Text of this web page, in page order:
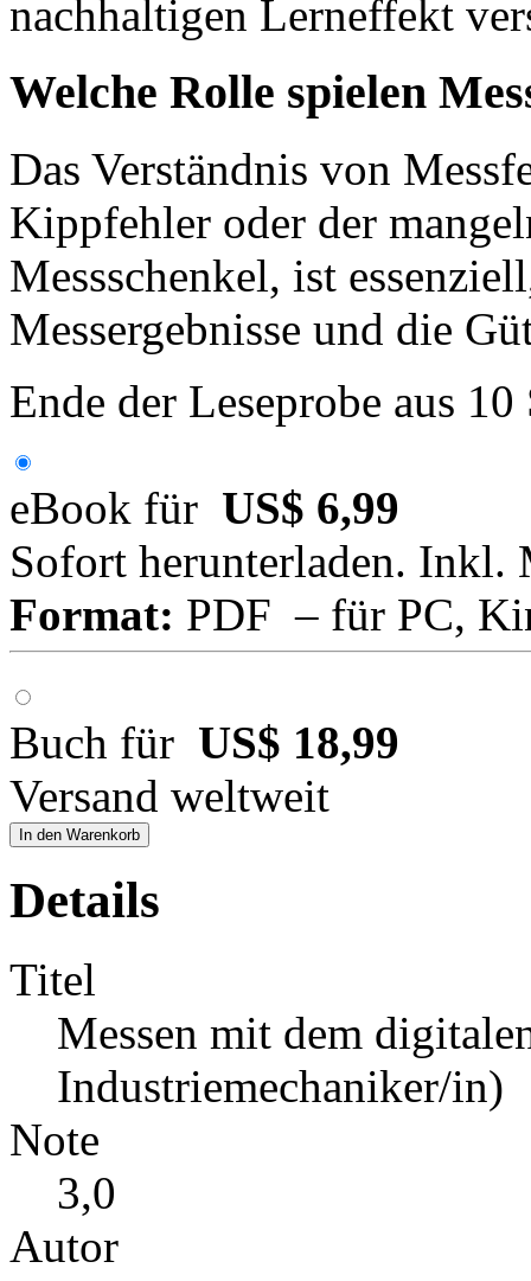
nachhaltigen Lerneffekt
Welche Rolle spielen
Das Verständnis von
Kippfehler oder der
Messschenkel, ist
Messergebnisse und die
Ende der Leseprobe aus
eBook für US$ 6,99
Sofort herunterladen. Inkl.
Format: PDF – für PC,
Buch für US$ 18,99
Versand weltweit
In den Warenkorb
Details
Titel
Messen mit dem
Industriemechaniker/in)
Note
3,0
Autor